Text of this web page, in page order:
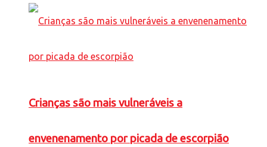
Crianças são mais vulneráveis a
envenenamento por picada de escorpião